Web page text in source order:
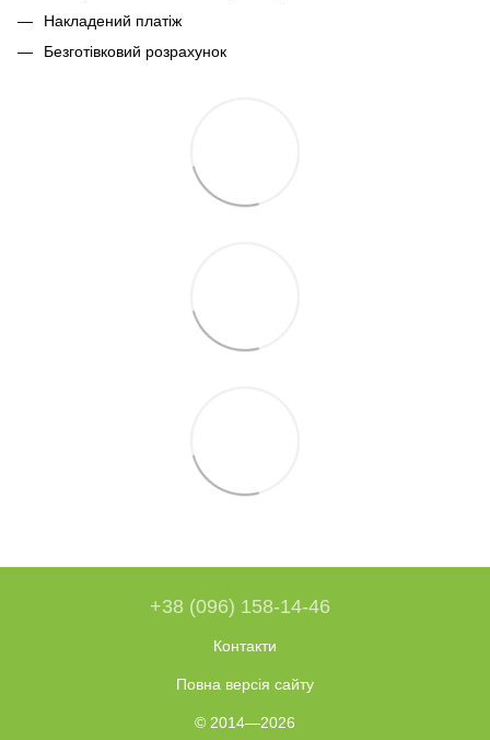
Накладений платіж
Безготівковий розрахунок
+38 (096) 158-14-46
Контакти
Повна версія сайту
© 2014—2026